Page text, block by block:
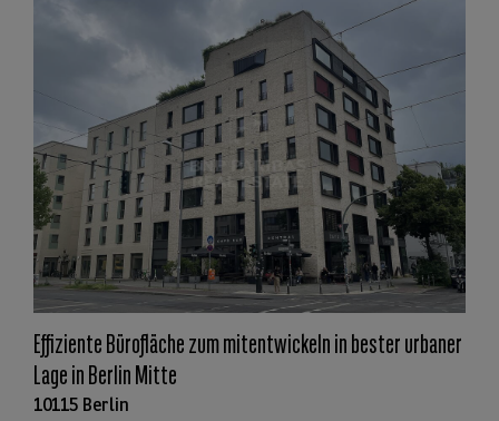
Effiziente Bürofläche zum mitentwickeln in bester urbaner
Lage in Berlin Mitte
10115 Berlin